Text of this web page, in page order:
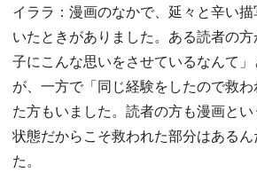
イララ：漫画のなかで、延々と辛い
いたときがありました。ある読者の
子にこんな思いをさせているなんて
が、一方で「同じ経験をしたので救
た方もいました。読者の方も漫画と
状態だからこそ救われた部分はある
た。